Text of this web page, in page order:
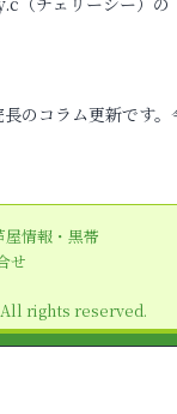
のコラム更新です。
屋情報・黒帯
せ
All rights reserved.